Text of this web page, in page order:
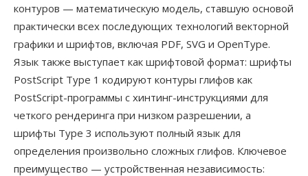
контуров — математическую модель, ставшую основой
практически всех последующих технологий векторной
графики и шрифтов, включая PDF, SVG и OpenType.
Язык также выступает как шрифтовой формат: шрифты
PostScript Type 1 кодируют контуры глифов как
PostScript-программы с хинтинг-инструкциями для
четкого рендеринга при низком разрешении, а
шрифты Type 3 используют полный язык для
определения произвольно сложных глифов. Ключевое
преимущество — устройственная независимость: